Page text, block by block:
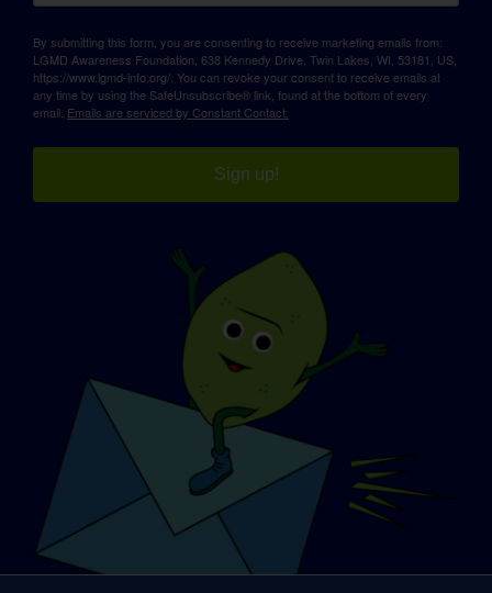
By submitting this form, you are consenting to receive marketing emails from:
LGMD Awareness Foundation, 638 Kennedy Drive, Twin Lakes, WI, 53181, US,
https://www.lgmd-info.org/. You can revoke your consent to receive emails at
any time by using the SafeUnsubscribe® link, found at the bottom of every
email. Emails are serviced by Constant Contact.
Sign up!